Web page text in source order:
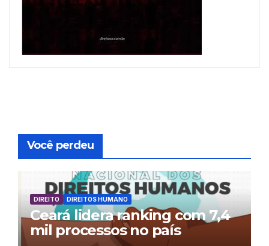
Você perdeu
DIREITO DIREITOS HUMANO
Ceará lidera ranking com 7,4
mil processos no país